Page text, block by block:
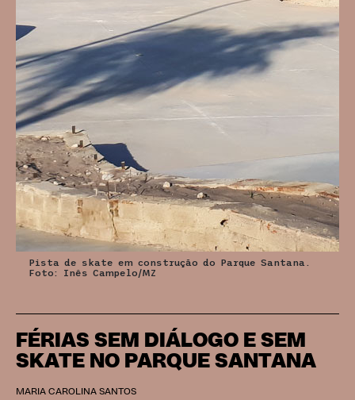
FÉRIAS SEM DIÁLOGO E SEM
SKATE NO PARQUE SANTANA
MARIA CAROLINA SANTOS
Pista de skate em construção do Parque Santana.
Foto: Inês Campelo/MZ